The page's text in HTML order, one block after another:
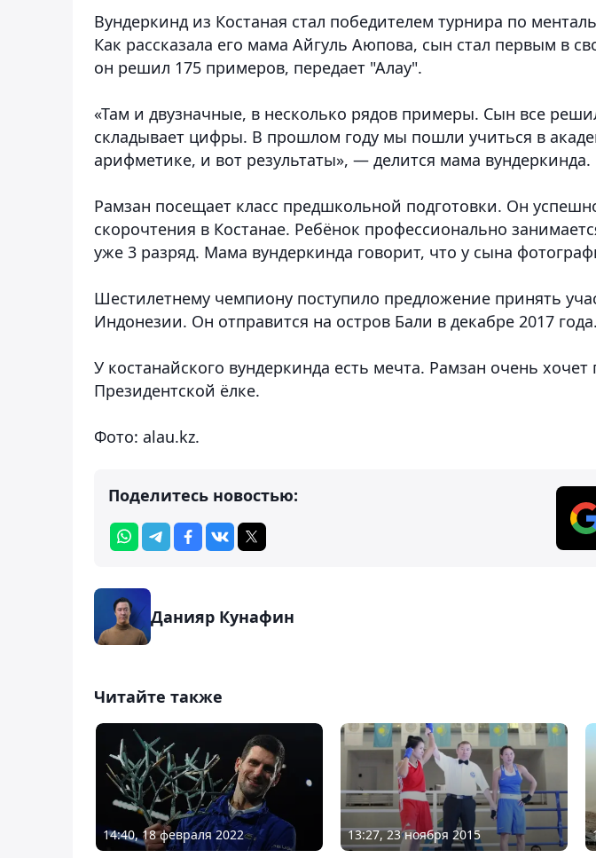
Вундеркинд из Костаная стал победителем турнира по
Как рассказала его мама Айгуль Аюпова, сын стал первым в
он решил 175 примеров, передает "Алау".
«Там и двузначные, в несколько рядов примеры. Сын все
складывает цифры. В прошлом году мы пошли учиться в
арифметике, и вот результаты», — делится мама вундеркинда.
Рамзан посещает класс предшкольной подготовки. Он
скорочтения в Костанае. Ребёнок профессионально
уже 3 разряд. Мама вундеркинда говорит, что у сына
Шестилетнему чемпиону поступило предложение принять
Индонезии. Он отправится на остров Бали в декабре 2017 года.
У костанайского вундеркинда есть мечта. Рамзан очень
Президентской ёлке.
Фото: alau.kz.
Поделитесь новостью:
Данияр Кунафин
Читайте также
14:40, 18 февраля 2022 13:27, 23 ноября 2015